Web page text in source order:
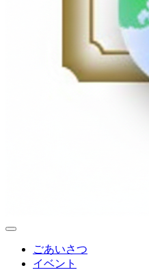
ごあいさつ
イベント